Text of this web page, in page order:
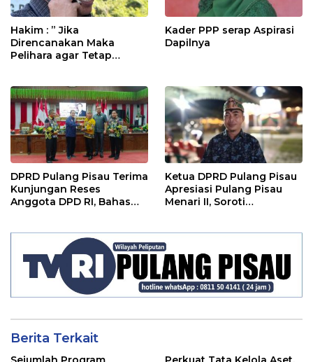
Hakim : ” Jika
Direncanakan Maka
Pelihara agar Tetap
Kader PPP serap Aspirasi
Dapilnya
DPRD Pulang Pisau Terima
Kunjungan Reses
Anggota DPD RI, Bahas
Ketua DPRD Pulang Pisau
Apresiasi Pulang Pisau
Menari II, Soroti
Berita Terkait